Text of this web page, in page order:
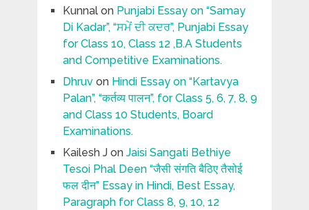
Kunnalon Punjabi Essay on “Samay
Di Kadar”, “ਸਮੇਂ ਦੀ ਕਦਰ”, Punjabi Essay
for Class 10, Class 12 ,B.A Students
and Competitive Examinations.
Dhruvon Hindi Essay on “Kartavya
Palan”, “कर्तव्य पालन”, for Class 5, 6, 7, 8, 9
and Class 10 Students, Board
Examinations.
Kailesh Jon Jaisi Sangati Bethiye
Tesoi Phal Deen “जैसी संगति बैठिए तैसोई
फल दीन” Essay in Hindi, Best Essay,
Paragraph for Class 8, 9, 10, 12